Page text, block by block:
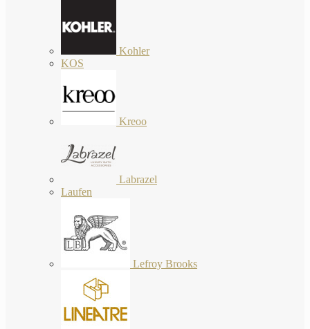
Kohler
KOS
Kreoo
Labrazel
Laufen
Lefroy Brooks